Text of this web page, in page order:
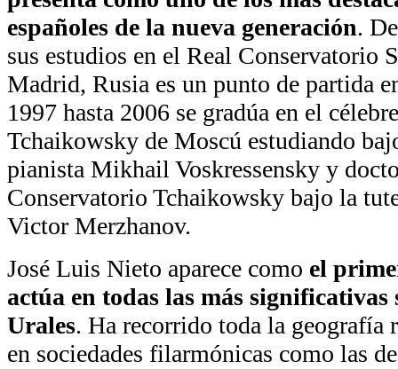
españoles de la nueva generación.
sus estudios en el Real Conservatorio
Madrid, Rusia es un punto de partida
1997 hasta 2006 se gradúa en el
Tchaikowsky de Moscú estudiando
pianista Mikhail Voskressensky y
Conservatorio Tchaikowsky bajo la
Victor Merzhanov.
José Luis Nieto aparece como el
actúa en todas las más significativas
Urales. Ha recorrido toda la geografía
en sociedades filarmónicas como las